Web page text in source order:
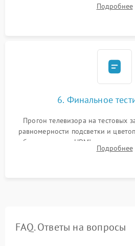
Сброс настроек и обновление
Подробнее
6. Финальное
Прогон телевизора на тестовых
равномерности подсветки и
работы разъемов HDMI,
в рабочем режиме в течение
Подробнее
FAQ. Ответы на вопросы